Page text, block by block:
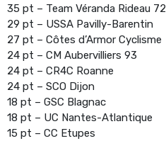
35 pt – Team Véranda Rideau 72
29 pt – USSA Pavilly-Barentin
27 pt – Côtes d’Armor Cyclisme
24 pt – CM Aubervilliers 93
24 pt – CR4C Roanne
24 pt – SCO Dijon
18 pt – GSC Blagnac
18 pt – UC Nantes-Atlantique
15 pt – CC Etupes